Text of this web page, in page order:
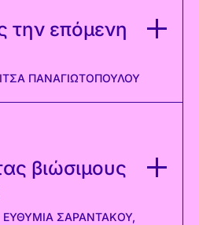
την επόμενη
ΠΑΝΑΓΙΩΤΟΠΟΎΛΟΥ
βιώσιμους
ΕΥΘΥΜΊΑ ΣΑΡΑΝΤΆΚΟΥ,